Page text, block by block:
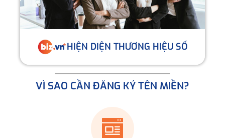
HIỆN DIỆN THƯƠNG HIỆU SỐ
VÌ SAO CẦN ĐĂNG KÝ TÊN MIỀN?